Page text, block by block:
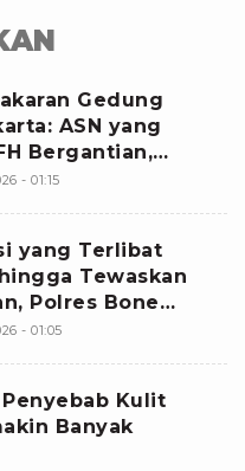
Gedung
ASN yang
Bergantian,
Layanan Tetap
- 01:15
yang Terlibat
Tewaskan
Polres Bone
Rem Blong
- 01:05
Kulit
Banyak